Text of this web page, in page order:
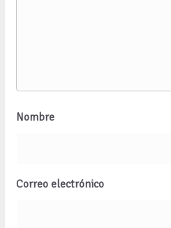
Nombre
Correo electrónico